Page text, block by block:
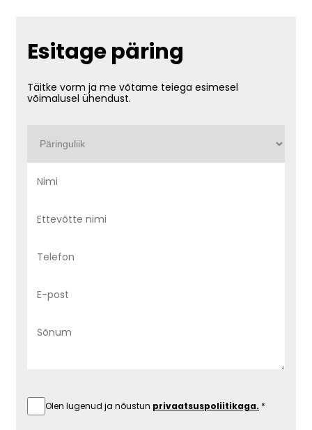
Esitage päring
Täitke vorm ja me võtame teiega esimesel
võimalusel ühendust.
Olen lugenud ja nõustun privaatsuspoliitikaga.